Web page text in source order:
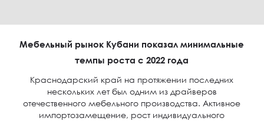
Мебельный рынок Кубани показал минимальные
темпы роста с 2022 года
Краснодарский край на протяжении последних
нескольких лет был одним из драйверов
отечественного мебельного производства. Активное
импортозамещение, рост индивидуального